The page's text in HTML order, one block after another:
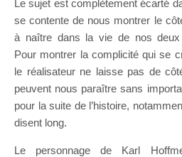
Le sujet est complètement écarté
se contente de nous montrer le
à naître dans la vie de nos deux
Pour montrer la complicité qui se
le réalisateur ne laisse pas de
peuvent nous paraître sans
pour la suite de l’histoire,
disent long.
Le personnage de Karl